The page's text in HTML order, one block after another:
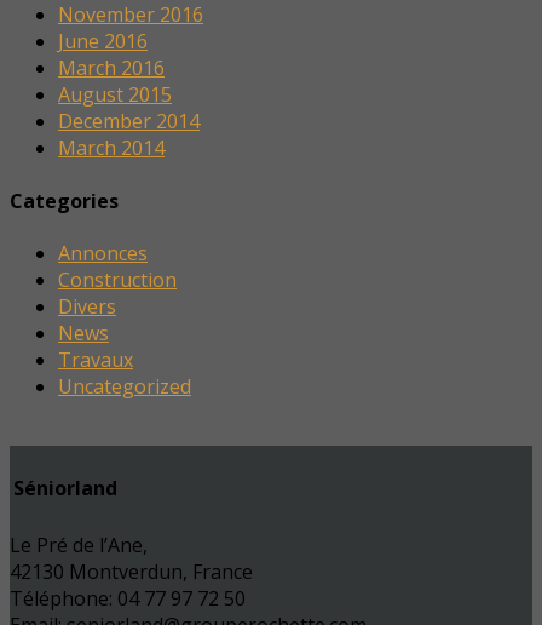
November 2016
June 2016
March 2016
August 2015
December 2014
March 2014
Categories
Annonces
Construction
Divers
News
Travaux
Uncategorized
Séniorland
Le Pré de l’Ane,
42130 Montverdun, France
Téléphone: 04 77 97 72 50